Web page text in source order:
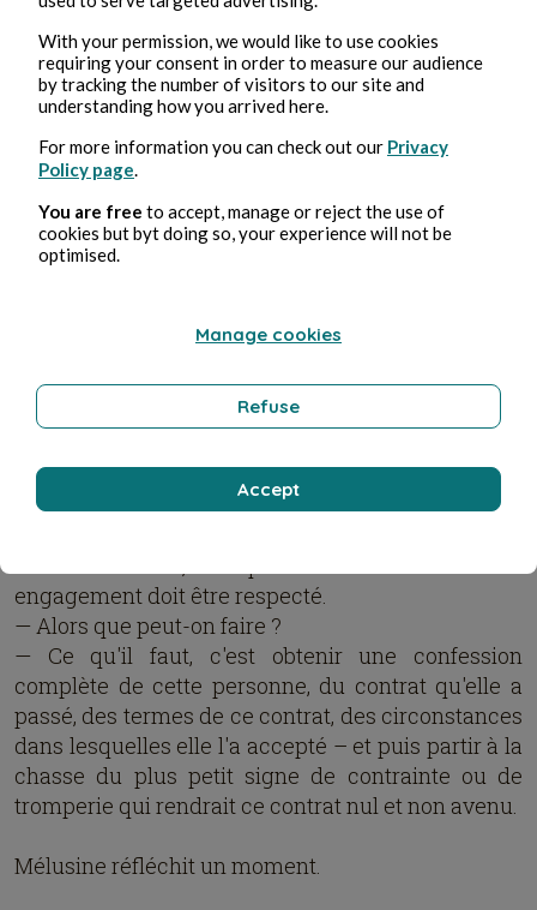
aucune contrepartie. La personne possédée est
elle-même la toute première à souhaiter voir les
forces démoniaques s'en aller. Mais quand la
personne possédée s'est donnée d'elle-même aux
forces démoniaques de sa propre initiative, c'est
tout à fait autre chose.
— Même si la personne possédée admet elle-
même avoir commis une erreur et le regrette ?
disons qu'il y a toujours quelque chose à faire.
remords et veut s'extirper de sa situation, un
exorcisme ne suffira pas et peut même ne pas du
toujours arguer du fait que cette personne a
conclu un contrat avec elles, volontairement, de
engagement doit être respecté.
— Alors que peut-on faire ?
— Ce qu'il faut, c'est obtenir une confession
complète de cette personne, du contrat qu'elle a
passé, des termes de ce contrat, des circonstances
dans lesquelles elle l'a accepté – et puis partir à la
chasse du plus petit signe de contrainte ou de
tromperie qui rendrait ce contrat nul et non avenu.
Mélusine réfléchit un moment.
With your permission, we would like to use cookies
requiring your consent in order to measure our audience
by tracking the number of visitors to our site and
understanding how you arrived here.
For more information you can check out our Privacy
Policy page
You are free to accept, manage or reject the use of
cookies but byt doing so, your experience will not be
optimised.
Manage cookies
Refuse
Accept